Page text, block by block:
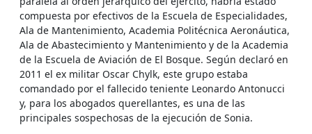
compuesta por efectivos de la Escuela de Especialidades,
Ala de Mantenimiento, Academia Politécnica Aeronáutica,
Ala de Abastecimiento y Mantenimiento y de la Academia
de la Escuela de Aviación de El Bosque. Según declaró en
2011 el ex militar Oscar Chylk, este grupo estaba
comandado por el fallecido teniente Leonardo Antonucci
y, para los abogados querellantes, es una de las
principales sospechosas de la ejecución de Sonia.